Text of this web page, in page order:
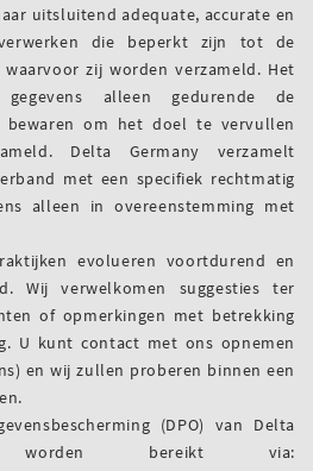
uitsluitend adequate, accurate en
die beperkt zijn tot de
zij worden verzameld. Het
alleen gedurende de
bewaren om het doel te vervullen
Delta Germany verzamelt
met een specifiek rechtmatig
alleen in overeenstemming met
evolueren voortdurend en
Wij verwelkomen suggesties ter
of opmerkingen met betrekking
U kunt contact met ons opnemen
en wij zullen proberen binnen een
(DPO) van Delta
worden bereikt via: